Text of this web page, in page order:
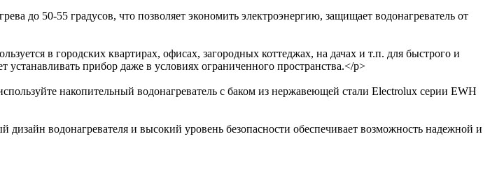
до 50-55 градусов, что позволяет экономить электроэнергию, защищает водонагреватель от
в городских квартирах, офисах, загородных коттеджах, на дачах и т.п. для быстрого и
прибор даже в условиях ограниченного пространства.</p>
накопительный водонагреватель с баком из нержавеющей стали Electrolux серии EWH
водонагревателя и высокий уровень безопасности обеспечивает возможность надежной и